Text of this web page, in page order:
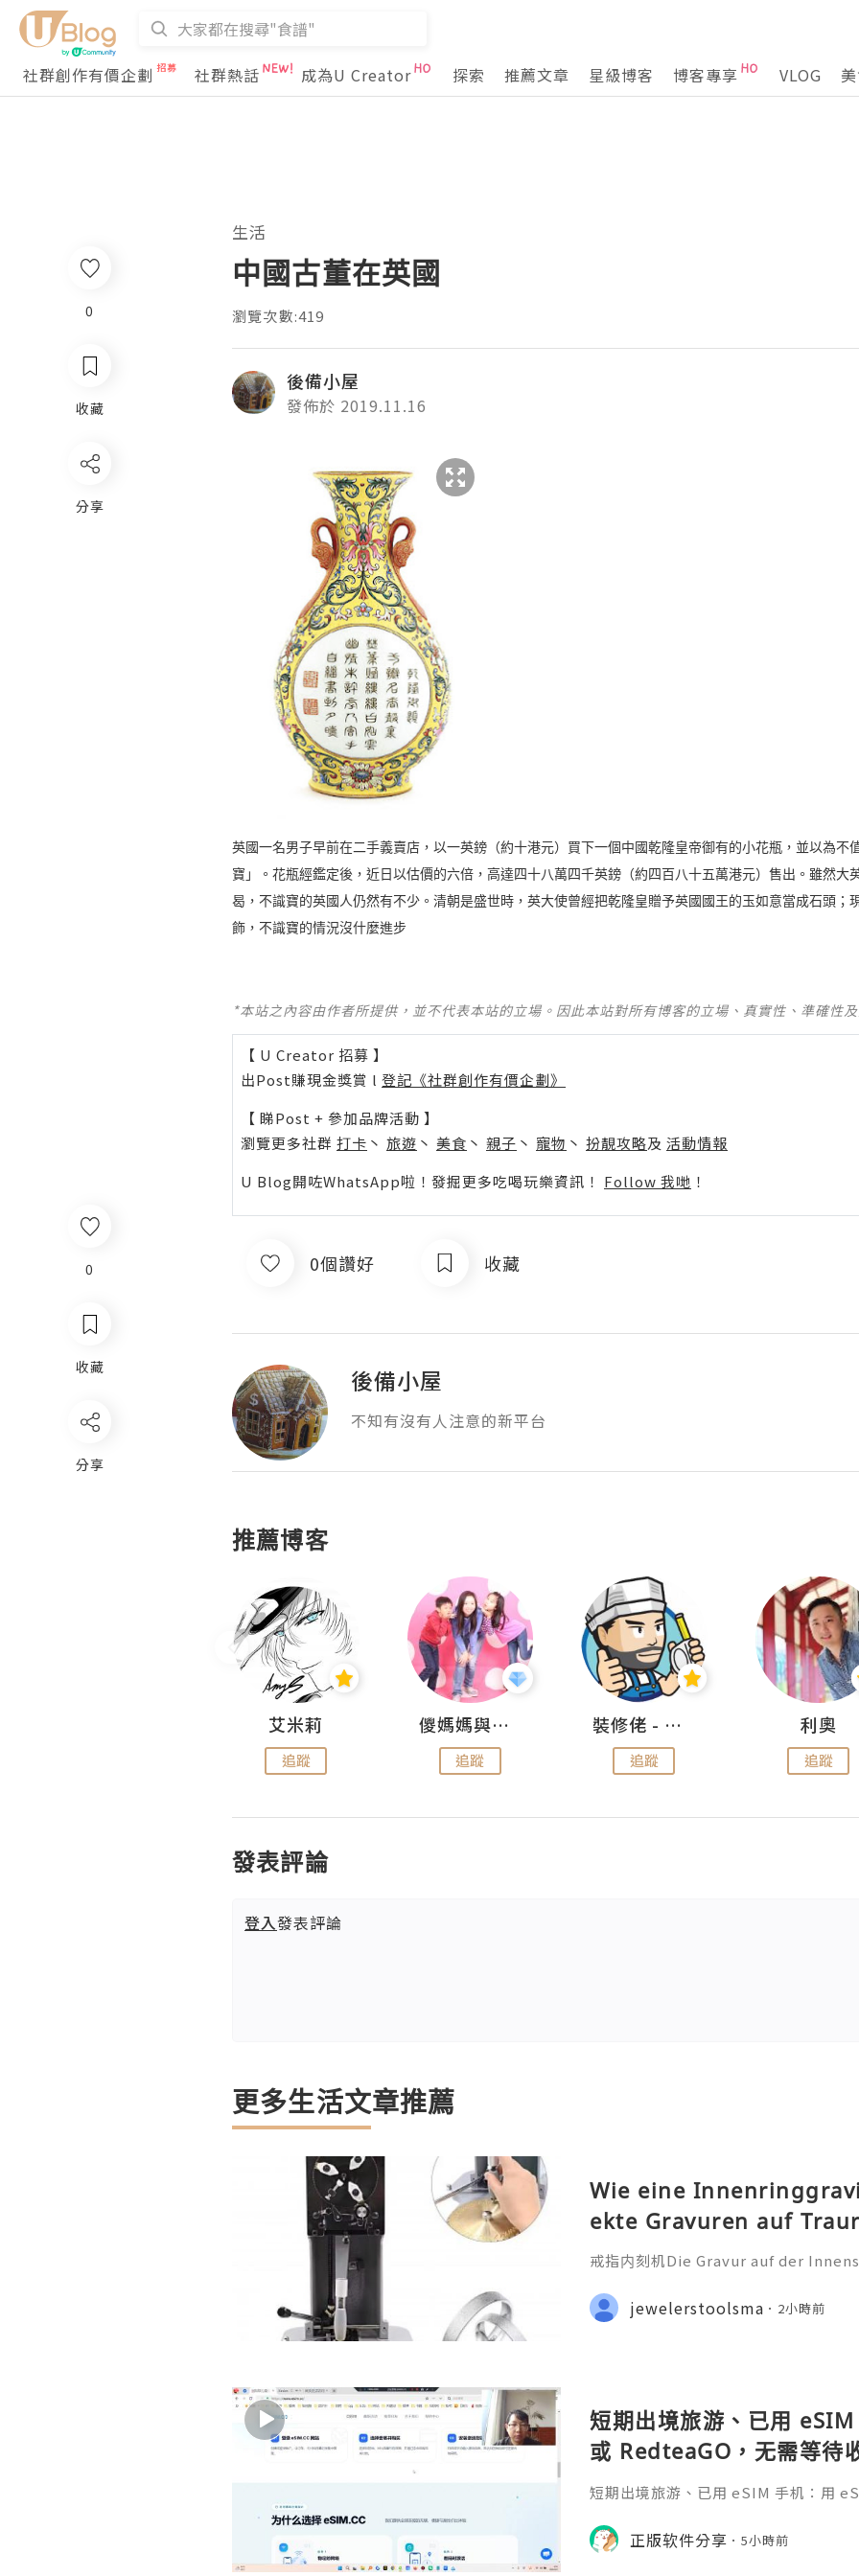
社群創作有價企劃 社群熱話 成為U Creator 探索 推薦文章 星級博客 博客專享 VLOG
0
收藏
分享
生活
中國古董在英國
瀏覽次數:419
後備小屋
發佈於 2019.11.16
英國一名男子早前在二手義賣店，以一英鎊（約十港元）買下一個中國乾隆皇帝御有的小花瓶，並以為不
寶」。花瓶經鑑定後，近日以估價的六倍，高達四十八萬四千英鎊（約四百八十五萬港元）售出。雖然大
曷，不識寶的英國人仍然有不少。清朝是盛世時，英大使曾經把乾隆皇贈予英國國王的玉如意當成石頭；
飾，不識寶的情況沒什麼進步
*本站之內容由作者所提供，並不代表本站的立場。因此本站對所有博客的立場、真實性、準確性
【 U Creator 招募 】
出Post賺現金獎賞 l 登記《社群創作有價企劃》
【 睇Post + 參加品牌活動 】
瀏覽更多社群 打卡 丶 旅遊 丶 美食 丶 親子 丶 寵物 丶 扮靚攻略及 活動情報
U Blog開咗WhatsApp啦！發掘更多吃喝玩樂資訊！ Follow 我哋 ！
0個讚好 收藏
後備小屋
不知有沒有人注意的新平台
推薦博客
艾米莉
追蹤
儍媽媽與兩隻小魔怪之家
追蹤
裝修佬 - 香港一站式網上裝修平台
追蹤
利奧
追蹤
發表評論
登入發表評論
更多生活文章推薦
Wie eine
ekte Gravuren auf
戒指内刻机Die Gravur auf der
iche Botschaft, die oft ein Datum,
nderen Satz oder ein Symb
jewelerstoolsma 2小時前
短期出境旅游、已用
或 RedteaGO，无需等待
码 + 通话短信”（如打车
餐）。长
短期出境旅游、已用 eSIM 手机：用
络）：优先 RedteaGO（明确提供通
公数字游民，或手机不支持 eSIM：用
正版软件分享 5小時前
0
收藏
分享